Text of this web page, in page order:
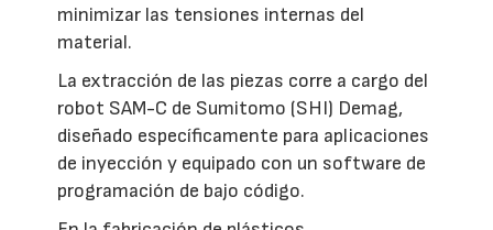
minimizar las tensiones internas del
material.
La extracción de las piezas corre a cargo del
robot SAM-C de Sumitomo (SHI) Demag,
diseñado específicamente para aplicaciones
de inyección y equipado con un software de
programación de bajo código.